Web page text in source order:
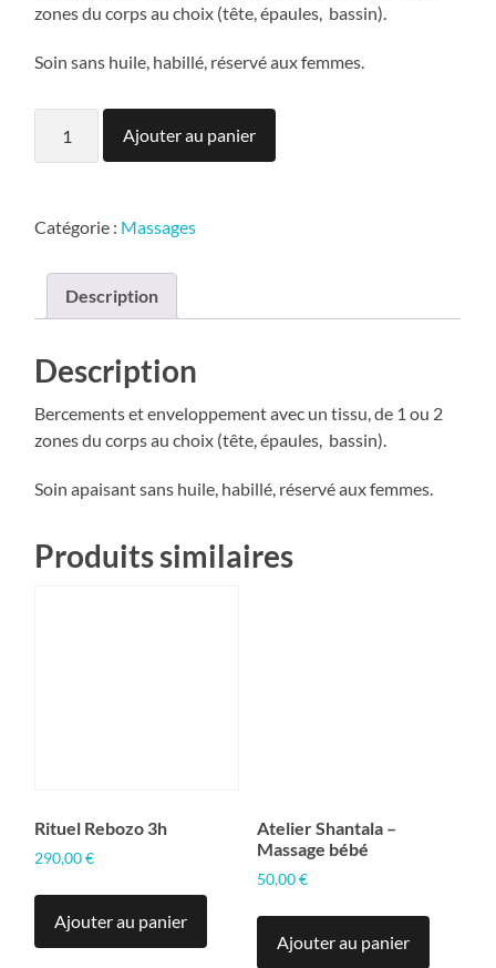
zones du corps au choix (tête, épaules, bassin).
Soin sans huile, habillé, réservé aux femmes.
Soin
Ajouter au panier
Catégorie : Massages
Description
Description
Bercements et enveloppement avec un tissu, de 1 ou 2
zones du corps au choix (tête, épaules, bassin).
Soin apaisant sans huile, habillé, réservé aux femmes.
Produits similaires
Rituel Rebozo 3h
290,00€
Ajouter au panier
Atelier Shantala –
Massage bébé
50,00€
Ajouter au panier